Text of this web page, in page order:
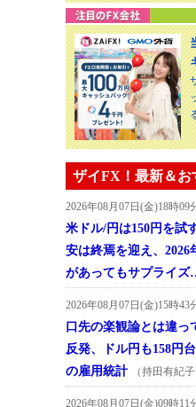
ザイFX！最新＆お
2026年08月07日(金)18時09
米ドル/円は150円を試
安は終焉を迎え、2026
があってもサプライ
2026年08月07日(金)15時43
口先の楽観論とは違
反発、ドル円も158円
の雇用統計
（持田有紀子
2026年08月07日(金)09時11